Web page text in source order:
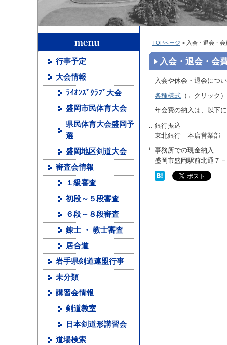
TOPページ > 入会・退会・会
入会・退会・会
入会や休会・退会につ
各種様式 （←クリック）
年会費の納入は、以下
銀行振込
東北銀行 本店営業部
事務所での現金納入
盛岡市盛岡駅前北通７
行事予定
大会情報
ﾗｲｵﾝｽﾞｸﾗﾌﾞ大会
盛岡市民体育大会
県民体育大会盛岡予
選
盛岡地区剣道大会
審査会情報
１級審査
初段～５段審査
６段～８段審査
錬士 ・ 教士審査
居合道
岩手県剣道連盟行事
未分類
講習会情報
剣道教室
日本剣道形講習会
道場検索